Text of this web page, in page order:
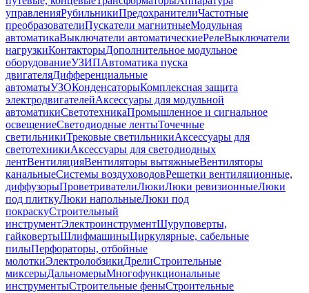
управленияРубильникиПредохранителиЧастотные
преобразователиПускатели магнитныеМодульная
автоматикаВыключатели автоматическиеРелеВыключатели
нагрузкиКонтакторыДополнительное модульное
оборудованиеУЗИПАвтоматика пуска
двигателяДифференциальные
автоматыУЗОКонденсаторыКомплексная защита
электродвигателейАксессуары для модульной
автоматикиСветотехникаПромышленное и сигнальное
освещениеСветодиодные лентыТочечные
светильникиТрековые светильникиАксессуары для
светотехникиАксессуары для светодиодных
лентВентиляцияВентиляторы вытяжныеВентиляторы
канальныеСистемы воздуховодовРешетки вентиляционные,
диффузорыПроветривателиЛюкиЛюки ревизионныеЛюки
под плиткуЛюки напольныеЛюки под
покраскуСтроительный
инструментЭлектроинструментШуруповерты,
гайковертыШлифмашиныЦиркулярные, сабельные
пилыПерфораторы, отбойные
молоткиЭлектролобзикиДрелиСтроительные
миксерыДальномерыМногофункциональные
инструментыСтроительные феныСтроительные